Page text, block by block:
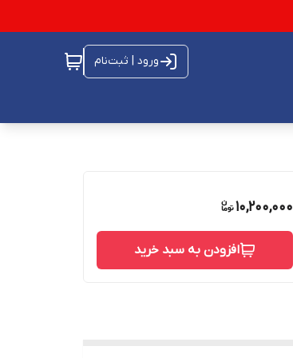
ورود | ثبت‌نام
10,200,000
افزودن به سبد خرید